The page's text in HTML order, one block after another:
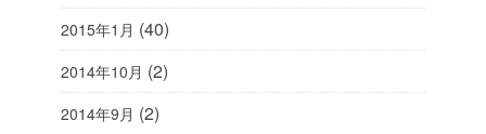
2015年1月 (40)
2014年10月 (2)
2014年9月 (2)